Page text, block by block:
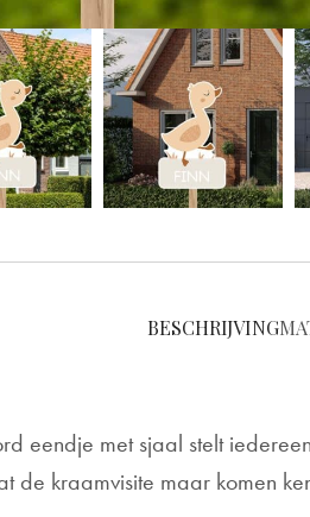
BESCHRIJVING
eendje met sjaal stelt
de kraamvisite maar komen